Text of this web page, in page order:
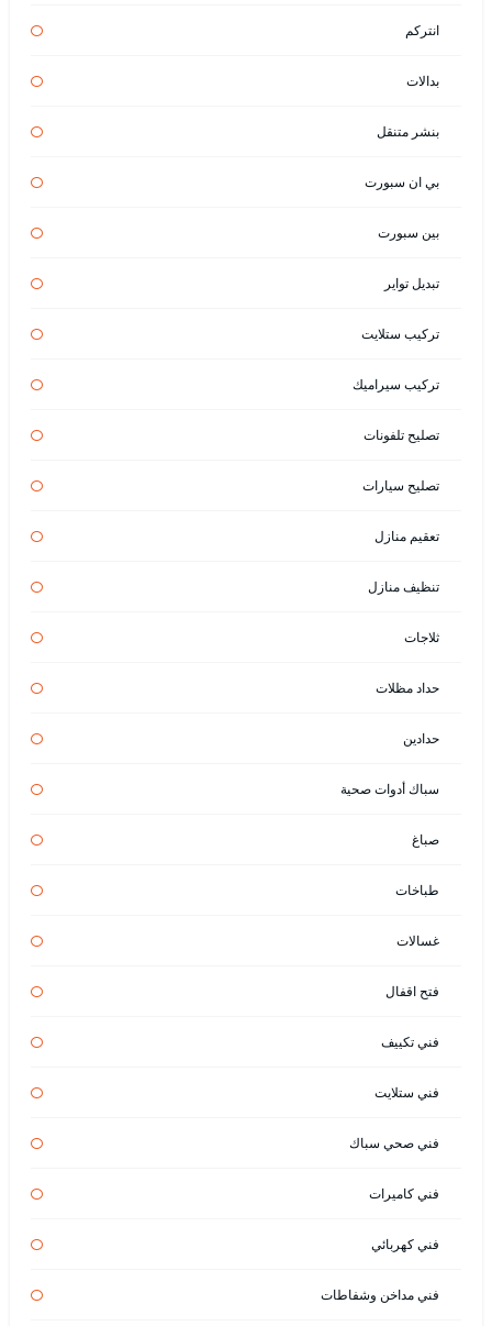
انتركم
بدالات
بنشر متنقل
بي ان سبورت
بين سبورت
تبديل تواير
تركيب ستلايت
تركيب سيراميك
تصليح تلفونات
تصليح سيارات
تعقيم منازل
تنظيف منازل
ثلاجات
حداد مظلات
حدادين
سباك أدوات صحية
صباغ
طباخات
غسالات
فتح اقفال
فني تكييف
فني ستلايت
فني صحي سباك
فني كاميرات
فني كهربائي
فني مداخن وشفاطات